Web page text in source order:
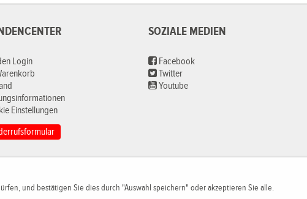
und bestätigen Sie dies durch "Auswahl speichern" oder akzeptieren Sie alle.
Login
Einstellungen
SOZIALE MEDIEN
Facebook
Twitter
Youtube